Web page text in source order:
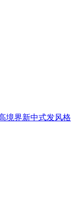
境界新中式发风格